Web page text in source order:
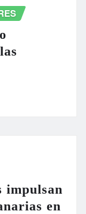
impulsan
en